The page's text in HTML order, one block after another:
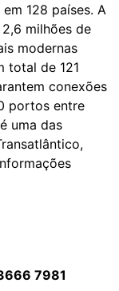
128 países. A
milhões de
modernas
total de 121
conexões
portos entre
uma das
7981